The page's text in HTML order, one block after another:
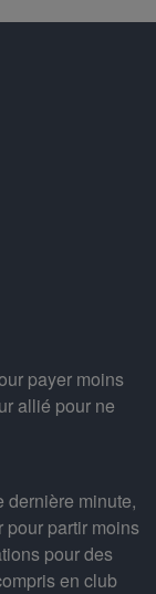
payer moins
allié pour ne
dernière minute,
pour partir moins
pour des
en club